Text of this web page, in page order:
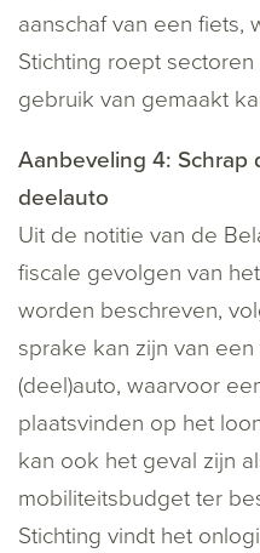
aanschaf van een fiets,
Stichting roept
gebruik van gemaakt
Aanbeveling 4: Schrap
deelauto
Uit de notitie van de
fiscale gevolgen van
worden beschreven,
sprake kan zijn van
(deel)auto, waarvoor
plaatsvinden op het
kan ook het geval zijn
mobiliteitsbudget ter
Stichting vindt het